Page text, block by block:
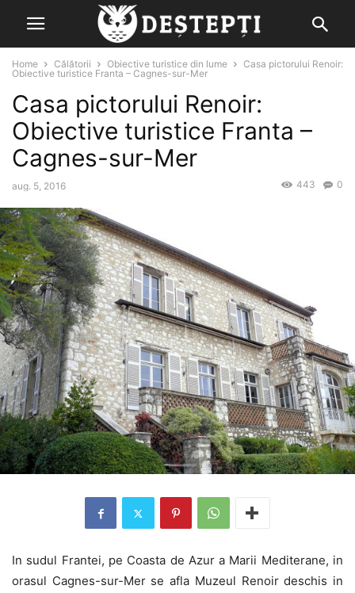
Home Călătorii Obiective turistice din lume
Casa pictorului Renoir:
Obiective turistice Franta – Cagnes-sur-Mer
Casa pictorului Renoir:
Obiective turistice Franta –
Cagnes-sur-Mer
aug. 5, 2016 0
443
In sudul Frantei, pe Coasta de Azur a Marii Mediterane, in
orasul Cagnes-sur-Mer se afla Muzeul Renoir deschis in